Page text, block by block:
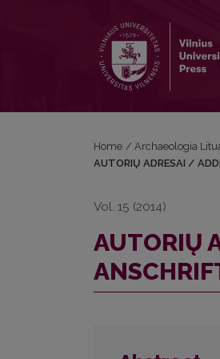
Home / Archaeologia
AUTORIŲ ADRESAI /
Vol. 15 (2014)
AUTORIŲ